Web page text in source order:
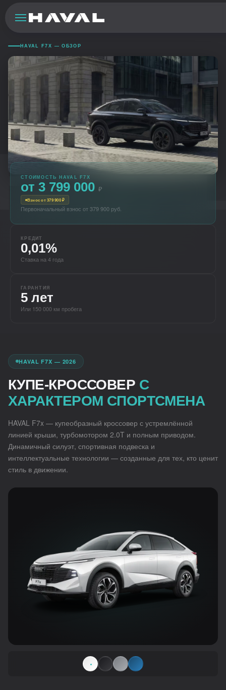
HAVAL F7Х — ОБЗОР
СТОИМОСТЬ HAVAL F7Х
от 3 799 000 ₽
Взнос от 379 900 ₽
Первоначальный взнос от 379 900 руб.
КРЕДИТ
0,01%
Ставка на 4 года
ГАРАНТИЯ
5 лет
Или 150 000 км пробега
HAVAL F7X — 2026
КУПЕ-КРОССОВЕР С
ХАРАКТЕРОМ СПОРТСМЕНА
HAVAL F7x — купеобразный кроссовер с устремлённой
линией крыши, турбомотором 2.0T и полным приводом.
Динамичный силуэт, спортивная подвеска и
интеллектуальные технологии — созданные для тех, кто ценит
стиль в движении.